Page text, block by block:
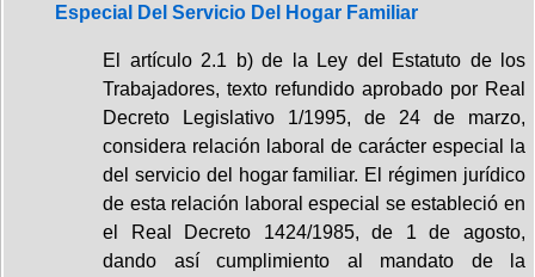
Especial Del Servicio Del Hogar Familiar
El artículo 2.1 b) de la Ley del Estatuto de los
Trabajadores, texto refundido aprobado por Real
Decreto Legislativo 1/1995, de 24 de marzo,
considera relación laboral de carácter especial la
del servicio del hogar familiar. El régimen jurídico
de esta relación laboral especial se estableció en
el Real Decreto 1424/1985, de 1 de agosto,
dando así cumplimiento al mandato de la